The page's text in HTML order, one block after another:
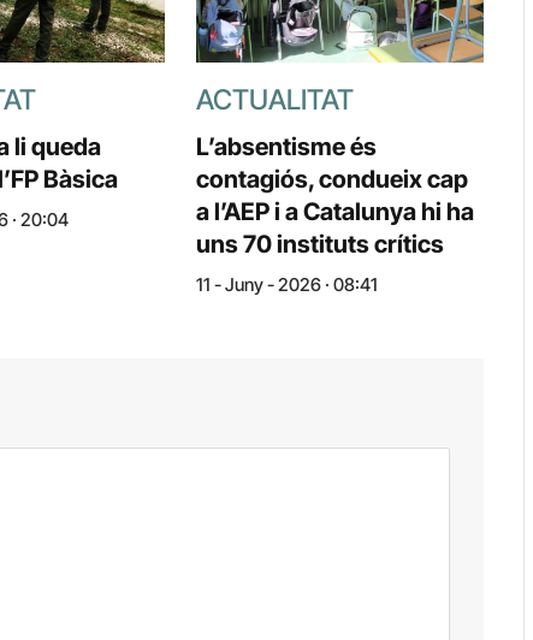
li queda
Bàsica
· 20:04
ACTUALITAT
L’absentisme és
contagiós, condueix cap
a l’AEP i a Catalunya hi ha
uns 70 instituts crítics
11 - Juny - 2026 · 08:41